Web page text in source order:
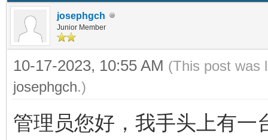
josephgch
Junior Member
10-17-2023, 10:55 AM (This post was
josephgch.)
管理员您好，我手头上有一